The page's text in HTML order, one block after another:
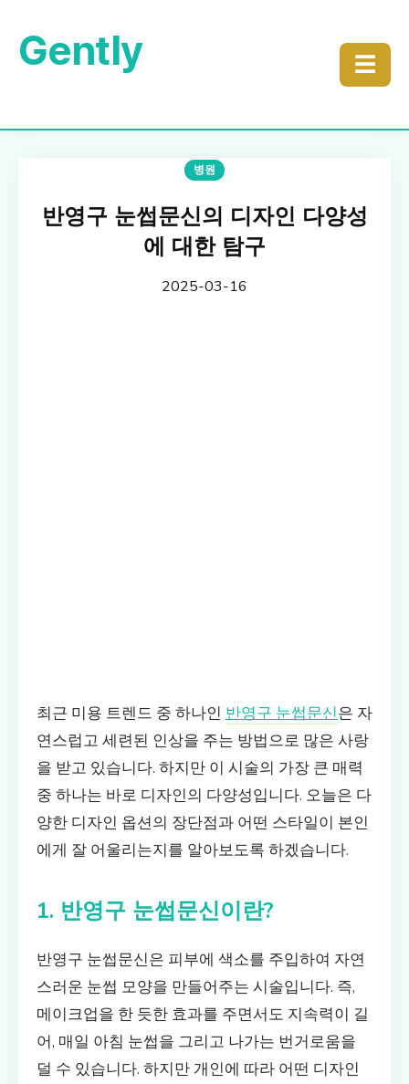
Gently ☰
병원
반영구 눈썹문신의 디자인 다양성
에 대한 탐구
2025-03-16
최근 미용 트렌드 중 하나인 반영구 눈썹문신은 자
연스럽고 세련된 인상을 주는 방법으로 많은 사랑
을 받고 있습니다. 하지만 이 시술의 가장 큰 매력
중 하나는 바로 디자인의 다양성입니다. 오늘은 다
양한 디자인 옵션의 장단점과 어떤 스타일이 본인
에게 잘 어울리는지를 알아보도록 하겠습니다.
1. 반영구 눈썹문신이란?
반영구 눈썹문신은 피부에 색소를 주입하여 자연
스러운 눈썹 모양을 만들어주는 시술입니다. 즉,
메이크업을 한 듯한 효과를 주면서도 지속력이 길
어, 매일 아침 눈썹을 그리고 나가는 번거로움을
덜 수 있습니다. 하지만 개인에 따라 어떤 디자인